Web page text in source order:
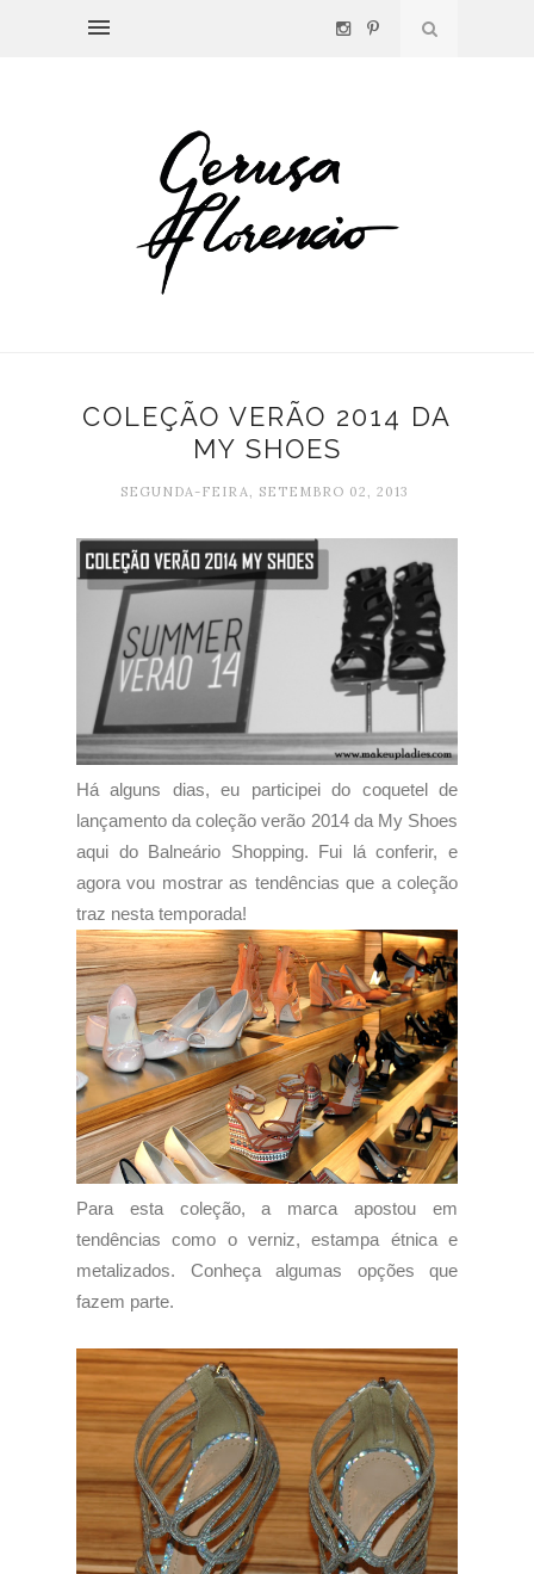
COLEÇÃO VERÃO 2014 DA
MY SHOES
SEGUNDA-FEIRA, SETEMBRO 02, 2013
Há alguns dias, eu participei do coquetel de
lançamento da coleção verão 2014 da My Shoes
aqui do Balneário Shopping. Fui lá conferir, e
agora vou mostrar as tendências que a coleção
traz nesta temporada!
Para esta coleção, a marca apostou em
tendências como o verniz, estampa étnica e
metalizados. Conheça algumas opções que
fazem parte.